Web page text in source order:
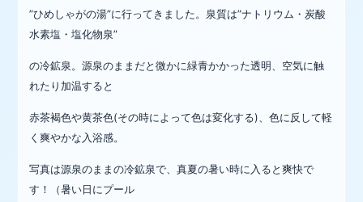
”ひめしゃがの湯”に行ってきま した。泉質は”ナトリウム・炭酸
水素塩・塩化物泉”
の冷鉱泉。源泉のままだと微かに緑青かかった透明、空気に触
れたり加温すると
赤茶褐色や黄茶色(その時に よって色は変化する)、色に反して軽
く爽やかな入浴感。
写真は源泉のままの冷鉱泉で、真夏の暑い時に入ると爽快で
す！（暑い日にプール